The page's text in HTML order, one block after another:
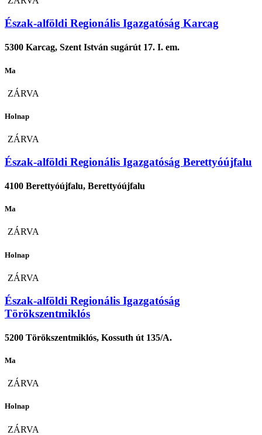
Észak-alföldi Regionális Igazgatóság Karcag
5300 Karcag, Szent István sugárút 17. I. em.
Ma
ZÁRVA
Holnap
ZÁRVA
Észak-alföldi Regionális Igazgatóság Berettyóújfalu
4100 Berettyóújfalu, Berettyóújfalu
Ma
ZÁRVA
Holnap
ZÁRVA
Észak-alföldi Regionális Igazgatóság
Törökszentmiklós
5200 Törökszentmiklós, Kossuth út 135/A.
Ma
ZÁRVA
Holnap
ZÁRVA